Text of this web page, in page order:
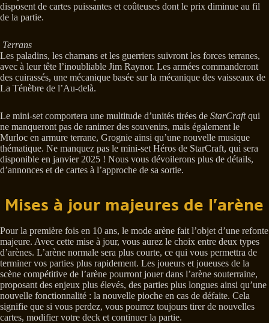
disposent de cartes puissantes et coûteuses dont le prix diminue au fil
de la partie.
Terrans
Les paladins, les chamans et les guerriers suivront les forces terranes,
avec à leur tête l’inoubliable Jim Raynor. Les armées commanderont
des cuirassés, une mécanique basée sur la mécanique des vaisseaux de
La Ténèbre de l’Au-delà.
Le mini-set comportera une multitude d’unités tirées de StarCraftqui
ne manqueront pas de ranimer des souvenirs, mais également le
Murloc en armure terrane, Grognie ainsi qu’une nouvelle musique
thématique. Ne manquez pas le mini-set Héros de StarCraft, qui sera
disponible en janvier 2025 ! Nous vous dévoilerons plus de détails,
d’annonces et de cartes à l’approche de sa sortie.
Mises à jour majeures de l’arène
Pour la première fois en 10 ans, le mode arène fait l’objet d’une refonte
majeure. Avec cette mise à jour, vous aurez le choix entre deux types
d’arènes. L’arène normale sera plus courte, ce qui vous permettra de
terminer vos parties plus rapidement. Les joueurs et joueuses de la
scène compétitive de l’arène pourront jouer dans l’arène souterraine,
proposant des enjeux plus élevés, des parties plus longues ainsi qu’une
nouvelle fonctionnalité : la nouvelle pioche en cas de défaite. Cela
signifie que si vous perdez, vous pourrez toujours tirer de nouvelles
cartes, modifier votre deck et continuer la partie.